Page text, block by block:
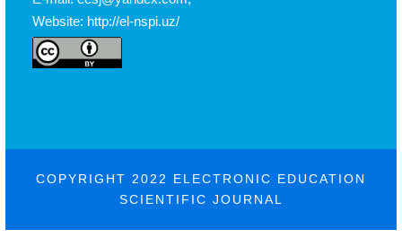
Website: http://el-nspi.uz/
COPYRIGHT 2022 ELECTRONIC EDUCATION
SCIENTIFIC JOURNAL